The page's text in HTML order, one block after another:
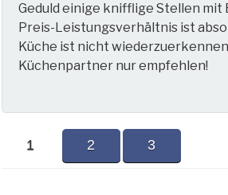
Geduld einige knifflige Stellen mit
Preis-Leistungsverhältnis ist
Küche ist nicht
Küchenpartner nur empfehlen!
1 2 3